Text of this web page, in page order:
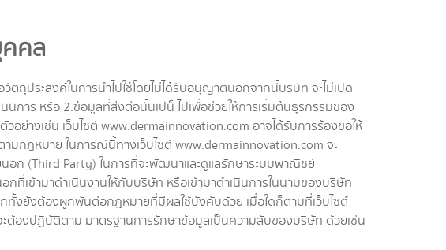
คล
ประสงค์ในการนำไปใช้โดยไม่ได้รับอนุญาตินอกจากนี้บริษัท จะไม่เปิด
นการ หรือ 2.ข้อมูลที่ส่งต่อนั้นเปน็ ไปเพื่อช่วยให้การเริ่มต้นธุรกรรมของ
ย่างเช่น เว็บไซต์ www.dermainnovation.com อาจได้รับการร้องขอให้
กฎหมาย ในการณ์นี้ทางเว็บไซต์ www.dermainnovation.com จะ
อก (Third Party) ในการที่จะพัฒนาและดูแลรักษาระบบพาณิชย์
เข้ามาดำเนินงานให้กับบริษัท หรือเข้ามาดำเนินการในนามของบริษัท
ทั้งยังต้องผูกพันต่อกฎหมายที่มีผลใช้บังคับด้วย เมื่อใดก็ตามที่เว็บไซต์
ต้องปฏิบัติตาม มาตรฐานการรักษาข้อมูลเป็นความลับของบริษัท ด้วยเช่น